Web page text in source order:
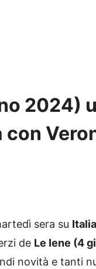
2024)
sera su
de Le Iene (4
novità e tanti